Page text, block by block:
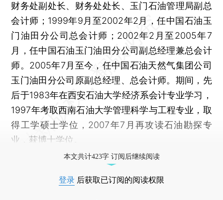
财务处副处长、财务处处长、玉门石油管理局副总
会计师；1999年9月至2002年2月，任中国石油玉
门油田分公司总会计师；2002年2月至2005年7
月，任中国石油玉门油田分公司副总经理兼总会计
师。2005年7月至今，任中国石油天然气集团公司
玉门油田分公司原副总经理、总会计师。期间，先
后于1983年在西安石油大学经济系会计专业学习，
1997年考取西南石油大学管理科学与工程专业，取
得工学硕士学位，2007年7月再攻读石油勘探专
业，获博士学位。
本文共计423字 订阅后继续阅读
登录 后获取已订阅的阅读权限